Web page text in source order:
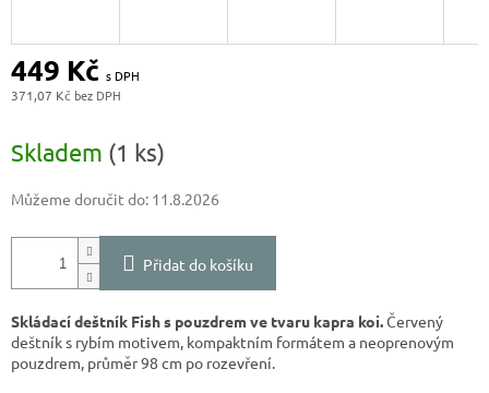
449 Kč
371,07 Kč
cena:
Skladem (1 ks)
Můžeme doručit do: 11.8.2026
Přidat do košíku
Skládací deštník Fish s pouzdrem ve tvaru kapra koi.Červený
deštník s rybím motivem, kompaktním formátem a neoprenovým
pouzdrem, průměr 98 cm po rozevření.